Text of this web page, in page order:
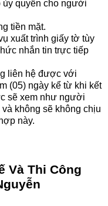
quyền cho người
tiền mặt.
xuất trình giấy tờ tùy
nhắn tin trực tiếp
liên hệ được với
(05) ngày kể từ khi kết
sẽ xem như người
không sẽ không chịu
này.
Và Thi Công